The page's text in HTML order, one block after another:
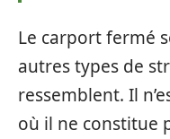
Le carport fermé
autres types de
ressemblent. Il
où il ne constitue